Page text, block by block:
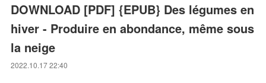
DOWNLOAD [PDF] {EPUB} Des légumes en
hiver - Produire en abondance, même sous
la neige
2022.10.17 22:40